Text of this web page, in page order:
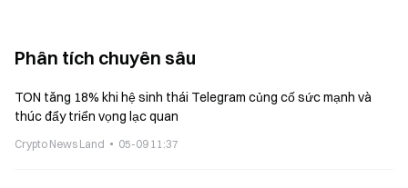
Phân tích chuyên sâu
TON tăng 18% khi hệ sinh thái Telegram củng cố sức mạnh và
thúc đẩy triển vọng lạc quan
Crypto News Land 05-09 11:37